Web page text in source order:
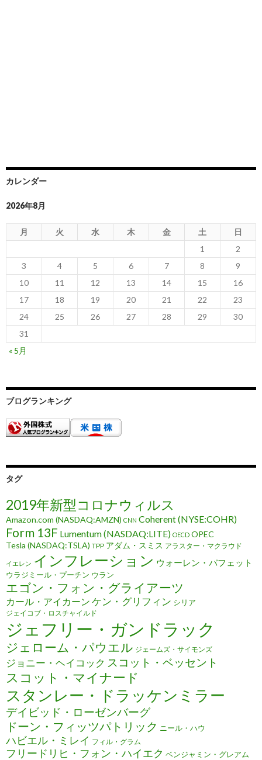
カレンダー
2026年8月
月 火 水 木 金 土
日
1
2
3
4 5 6 7 8
9
10
11 12 13 14 15
16
17
18 19 20 21 22
23
24
25 26 27 28 29
30
31
« 5月
ブログランキング
タグ
2019年新型コロナウィルス
Amazon.com (NASDAQ:AMZN) CNN Coherent (NYSE:COHR)
Form 13F Lumentum (NASDAQ:LITE) OECD OPEC
Tesla (NASDAQ:TSLA) TPP アダム・スミス アラスター・マクラウド
イエレン インフレーション ウォーレン・バフェット
ウラジミール・プーチン ウラン
エゴン・フォン・グライアーツ
カール・アイカーン ケン・グリフィン シリア
ジェイコブ・ロスチャイルド
ジェフリー・ガンドラック
ジェローム・パウエル ジェームズ・サイモンズ
ジョニー・ヘイコック スコット・ベッセント
スコット・マイナード
スタンレー・ドラッケンミラー
デイビッド・ローゼンバーグ
ドーン・フィッツパトリック ニール・ハウ
ハビエル・ミレイ フィル・グラム
フリードリヒ・フォン・ハイエク ベンジャミン・グレアム